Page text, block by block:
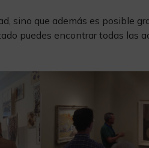
sino que además es posible
puedes encontrar todas las